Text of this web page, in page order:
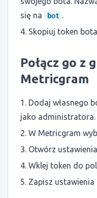
się na
bot .
Skopiuj token
Połącz go z
Metricgram
Dodaj własnego
jako administratora.
W Metricgram
Otwórz
Wklej token do
Zapisz ustawienia